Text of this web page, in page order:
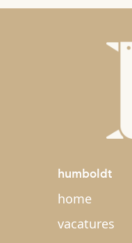
humboldt
home
vacatures